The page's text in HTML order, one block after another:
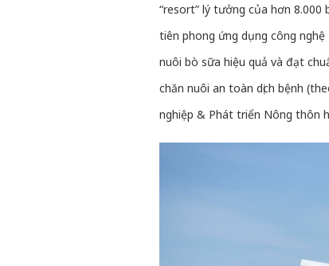
“resort” lý tưởng của hơn
tiên phong ứng dụng công
nuôi bò sữa hiệu quả và đạt
chăn nuôi an toàn dịch bệnh
nghiệp & Phát triển Nông thôn